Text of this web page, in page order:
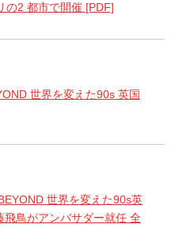
の2 都市で開催[PDF]
世界を変えた90s 英国
世界を変えた90s英
飛鳥がアンバサダー就任 全